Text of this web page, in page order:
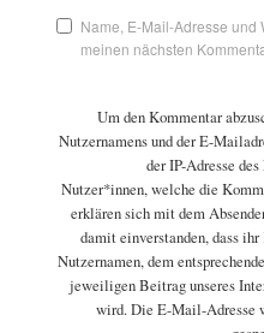
Name, E-Mail-Adresse und
meinen nächsten
Um den Kommentar
Nutzernamens und der E-
der IP-Adresse
Nutzer*innen, welche die
erklären sich mit dem
damit einverstanden, dass
Nutzernamen, dem
jeweiligen Beitrag unseres
wird. Die E-Mail-Adresse